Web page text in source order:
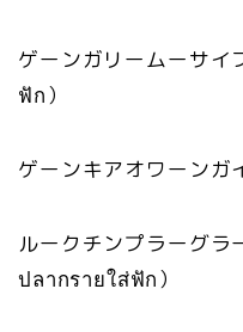
ゲーンガリームーサ
ฟัก）
ゲーンキアオワーンガ
ルークチンプラーグ
ปลากรายใส่ฟัก）